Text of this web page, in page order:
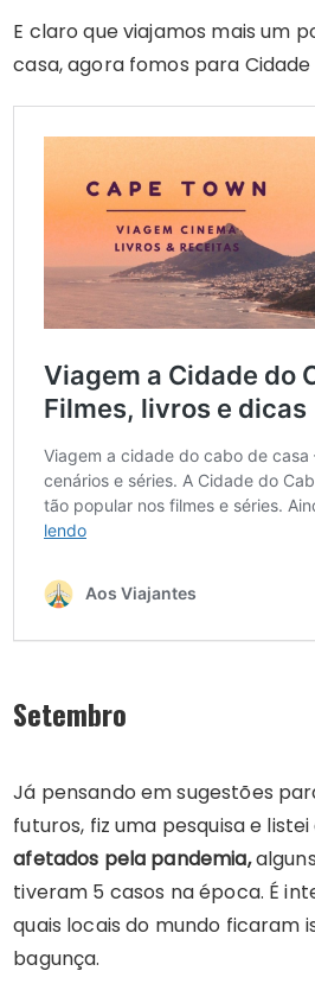
E claro que viajamos mais um
casa, agora fomos para
Setembro
Já pensando em sugestões
futuros, fiz uma pesquisa e listei
afetados pela pandemia,
tiveram 5 casos na época. É
quais locais do mundo ficaram
bagunça.